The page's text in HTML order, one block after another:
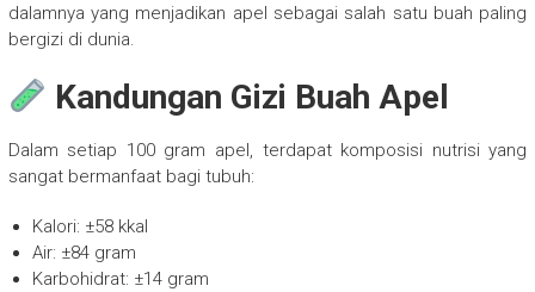
dalamnya yang menjadikan apel sebagai salah satu buah paling
bergizi di dunia.
Kandungan Gizi Buah Apel
Dalam setiap 100 gram apel, terdapat komposisi nutrisi yang
sangat bermanfaat bagi tubuh:
Kalori: ±58 kkal
Air: ±84 gram
Karbohidrat: ±14 gram